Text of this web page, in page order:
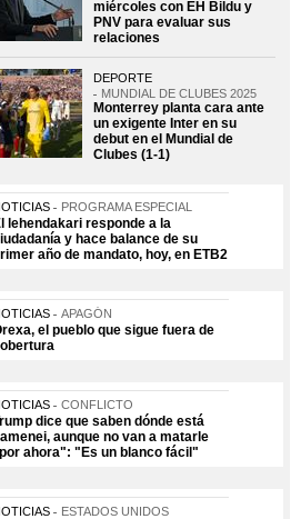
miércoles con EH Bildu y
PNV para evaluar sus
relaciones
DEPORTE
MUNDIAL DE CLUBES 2025
Monterrey planta cara ante
un exigente Inter en su
debut en el Mundial de
Clubes (1-1)
PROGRAMA ESPECIAL
lehendakari responde a la
y hace balance de su
año de mandato, hoy, en ETB2
APAGÓN
el pueblo que sigue fuera de
CONFLICTO
dice que saben dónde está
aunque no van a matarle
ahora": "Es un blanco fácil"
ESTADOS UNIDOS